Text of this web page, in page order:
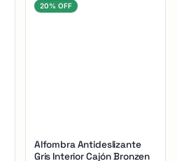
20% OFF
Alfombra Antideslizante
Gris Interior Cajón Bronzen